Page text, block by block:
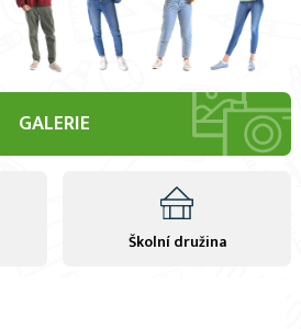
GALERIE
Školní družina